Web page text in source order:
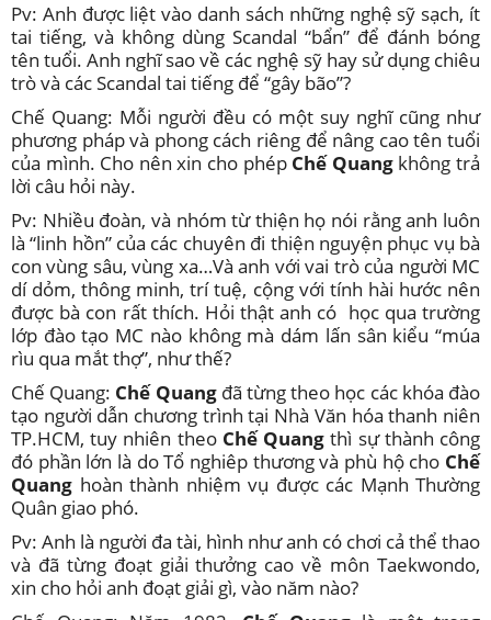
Pv: Anh được liệt vào danh sách những nghệ sỹ sạch, ít
tai tiếng, và không dùng Scandal “bẩn” để đánh bóng
tên tuổi. Anh nghĩ sao về các nghệ sỹ hay sử dụng chiêu
trò và các Scandal tai tiếng để “gây bão”?
Chế Quang: Mỗi người đều có một suy nghĩ cũng như
phương pháp và phong cách riêng để nâng cao tên tuổi
của mình. Cho nên xin cho phép Chế Quangkhông trả
lời câu hỏi này.
Pv: Nhiều đoàn, và nhóm từ thiện họ nói rằng anh luôn
là “linh hồn” của các chuyên đi thiện nguyện phục vụ bà
con vùng sâu, vùng xa…Và anh với vai trò của người MC
dí dỏm, thông minh, trí tuệ, cộng với tính hài hước nên
được bà con rất thích. Hỏi thật anh có học qua trường
lớp đào tạo MC nào không mà dám lấn sân kiểu “múa
rìu qua mắt thợ”, như thế?
Chế Quang: Chế Quangđã từng theo học các khóa đào
tạo người dẫn chương trình tại Nhà Văn hóa thanh niên
TP.HCM, tuy nhiên theo Chế Quang thì sự thành công
đó phần lớn là do Tổ nghiêp thương và phù hộ cho Chế
Quang hoàn thành nhiệm vụ được các Mạnh Thường
Quân giao phó.
Pv: Anh là người đa tài, hình như anh có chơi cả thể thao
và đã từng đoạt giải thưởng cao về môn Taekwondo,
xin cho hỏi anh đoạt giải gì, vào năm nào?